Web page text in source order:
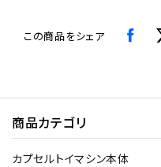
この商品をシェア
商品カテゴリ
カプセルトイマシン本体